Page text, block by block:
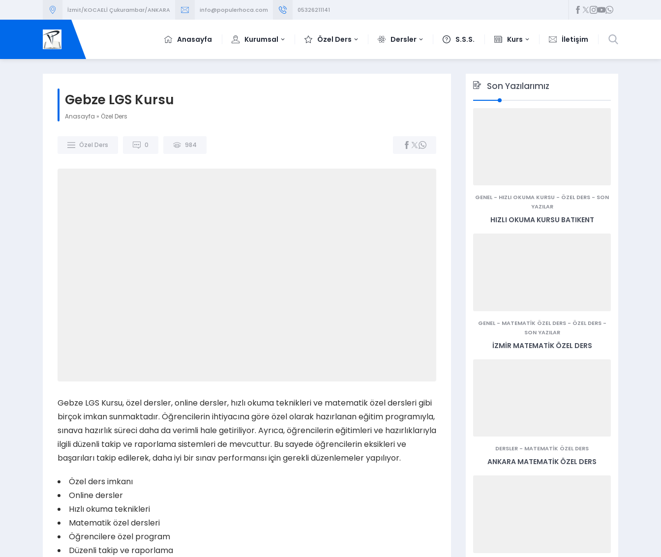
İzmit/KOCAELİ Çukurambar/ANKARA info@populerhoca.com 05326211141
Anasayfa Kurumsal Özel Ders Dersler S.S.S. Kurs İletişim
Gebze LGS Kursu
Anasayfa » Özel Ders
Özel Ders 0 984
Gebze LGS Kursu, özel dersler, online dersler, hızlı okuma teknikleri ve matematik özel dersleri gibi
birçok imkan sunmaktadır. Öğrencilerin ihtiyacına göre özel olarak hazırlanan eğitim programıyla,
sınava hazırlık süreci daha da verimli hale getiriliyor. Ayrıca, öğrencilerin eğitimleri ve hazırlıklarıyla
ilgili düzenli takip ve raporlama sistemleri de mevcuttur. Bu sayede öğrencilerin eksikleri ve
başarıları takip edilerek, daha iyi bir sınav performansı için gerekli düzenlemeler yapılıyor.
Özel ders imkanı
Online dersler
Hızlı okuma teknikleri
Matematik özel dersleri
Öğrencilere özel program
Düzenli takip ve raporlama
Son Yazılarımız
GENEL - HIZLI OKUMA KURSU - ÖZEL DERS - SON
YAZILAR
HIZLI OKUMA KURSU BATIKENT
GENEL- MATEMATIK ÖZEL DERS- ÖZEL DERS-
SON YAZILAR
İZMIR MATEMATIK ÖZEL DERS
DERSLER - MATEMATIK ÖZEL DERS
ANKARA MATEMATIK ÖZEL DERS